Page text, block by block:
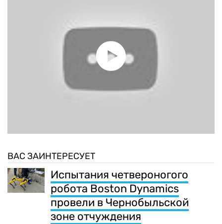
ВАС ЗАИНТЕРЕСУЕТ
Испытания четвероногого
робота Boston Dynamics
провели в Чернобыльской
зоне отчуждения